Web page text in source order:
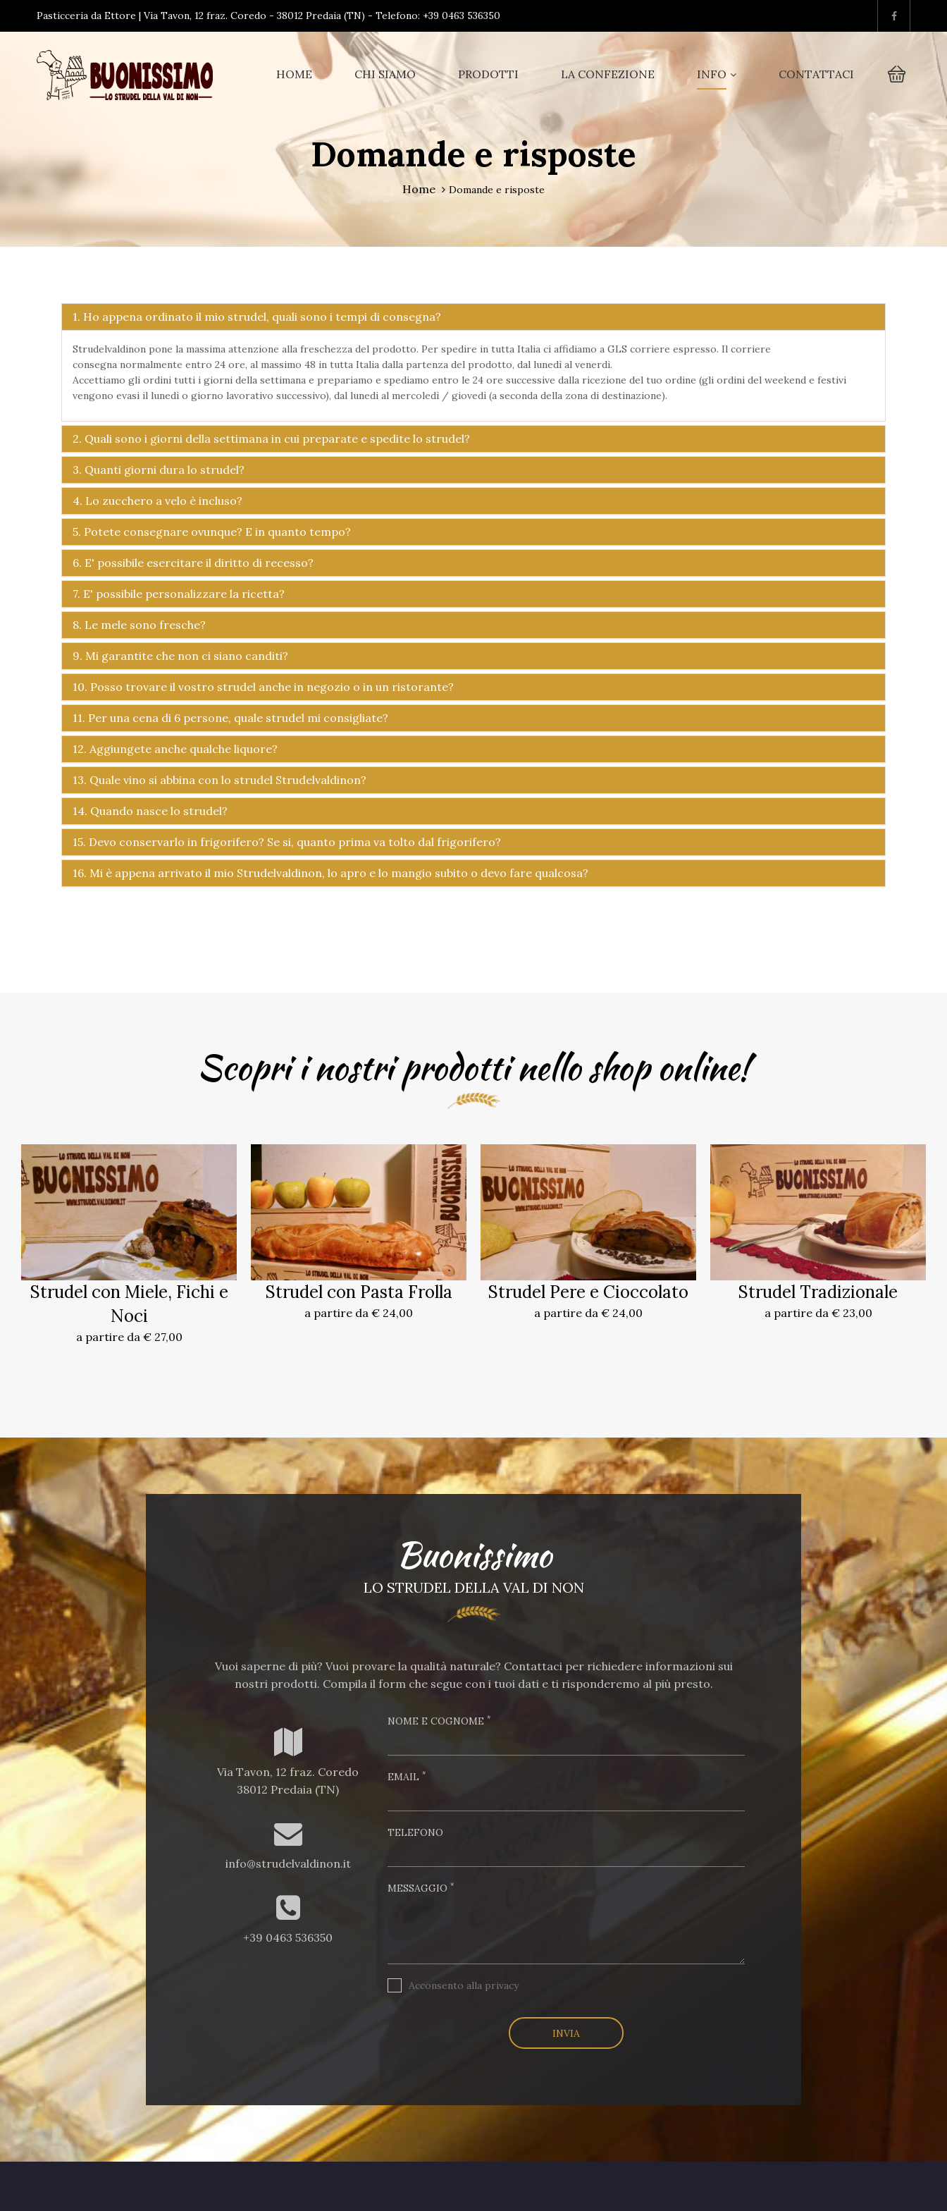
Pasticceria da Ettore | Via Tavon, 12 fraz. Coredo - 38012 Predaia (TN) - Telefono: +39 0463 536350
HOME CHI SIAMO PRODOTTI LA CONFEZIONE INFO CONTATTACI
Domande e risposte
Home Domande e risposte
1. Ho appena ordinato il mio strudel, quali sono i tempi di consegna?
Strudelvaldinon pone la massima attenzione alla freschezza del prodotto. Per spedire in tutta Italia ci affidiamo a GLS corriere espresso. Il corriere
consegna normalmente entro 24 ore, al massimo 48 in tutta Italia dalla partenza del prodotto, dal lunedì al venerdì.
Accettiamo gli ordini tutti i giorni della settimana e prepariamo e spediamo entro le 24 ore successive dalla ricezione del tuo ordine (gli ordini del weekend e festivi
vengono evasi il lunedì o giorno lavorativo successivo), dal lunedi al mercoledì / giovedì (a seconda della zona di destinazione).
2. Quali sono i giorni della settimana in cui preparate e spedite lo strudel?
3. Quanti giorni dura lo strudel?
4. Lo zucchero a velo è incluso?
5. Potete consegnare ovunque? E in quanto tempo?
6. E' possibile esercitare il diritto di recesso?
7. E' possibile personalizzare la ricetta?
8. Le mele sono fresche?
9. Mi garantite che non ci siano canditi?
10. Posso trovare il vostro strudel anche in negozio o in un ristorante?
11. Per una cena di 6 persone, quale strudel mi consigliate?
12. Aggiungete anche qualche liquore?
13. Quale vino si abbina con lo strudel Strudelvaldinon?
14. Quando nasce lo strudel?
15. Devo conservarlo in frigorifero? Se si, quanto prima va tolto dal frigorifero?
16. Mi è appena arrivato il mio Strudelvaldinon, lo apro e lo mangio subito o devo fare qualcosa?
Scopri i nostri prodotti nello shop online!
Strudel con Miele, Fichi e
Noci
a partire da € 27,00
Strudel con Pasta Frolla
a partire da € 24,00
Strudel Pere e Cioccolato
a partire da € 24,00
Strudel Tradizionale
a partire da € 23,00
Buonissimo
LO STRUDEL DELLA VAL DI NON
Vuoi saperne di più? Vuoi provare la qualità naturale? Contattaci per richiedere informazioni sui
nostri prodotti. Compila il form che segue con i tuoi dati e ti risponderemo al più presto.
Via Tavon, 12 fraz. Coredo
38012 Predaia (TN)
info@strudelvaldinon.it
+39 0463 536350
NOME E COGNOME*
EMAIL*
TELEFONO
MESSAGGIO*
Acconsento alla privacy
INVIA